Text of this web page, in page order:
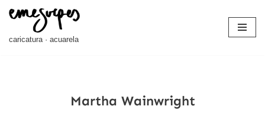
Saltar
caricatura · acuarela
Martha Wainwright